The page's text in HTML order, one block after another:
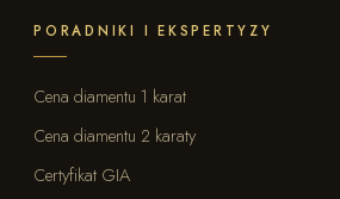
PORADNIKI I EKSPERTYZY
Cena diamentu 1 karat
Cena diamentu 2 karaty
Certyfikat GIA